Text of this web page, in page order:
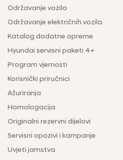
Održavanje vozila
Održavanje električnih vozila
Katalog dodatne opreme
Hyundai servisni paketi 4+
Program vjernosti
Korisnički priručnici
Ažuriranja
Homologacija
Originalni rezervni dijelovi
Servisni opozivi i kampanje
Uvjeti jamstva